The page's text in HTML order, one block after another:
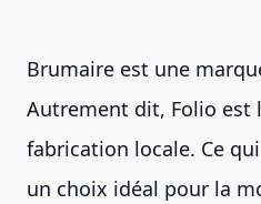
Brumaire est une
Autrement dit, Folio est
fabrication locale. Ce
un choix idéal pour la